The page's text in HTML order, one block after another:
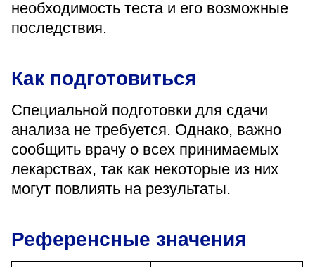
необходимость теста и его возможные
последствия.
Как подготовиться
Специальной подготовки для сдачи
анализа не требуется. Однако, важно
сообщить врачу о всех принимаемых
лекарствах, так как некоторые из них
могут повлиять на результаты.
Референсные значения